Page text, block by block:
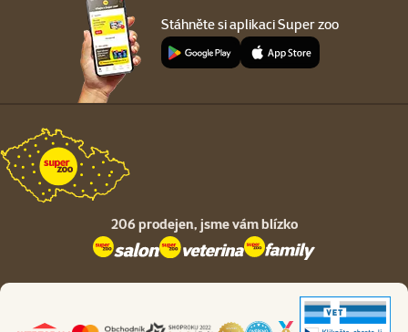
Stáhněte si aplikaci Super zoo
206 prodejen, jsme vám blízko